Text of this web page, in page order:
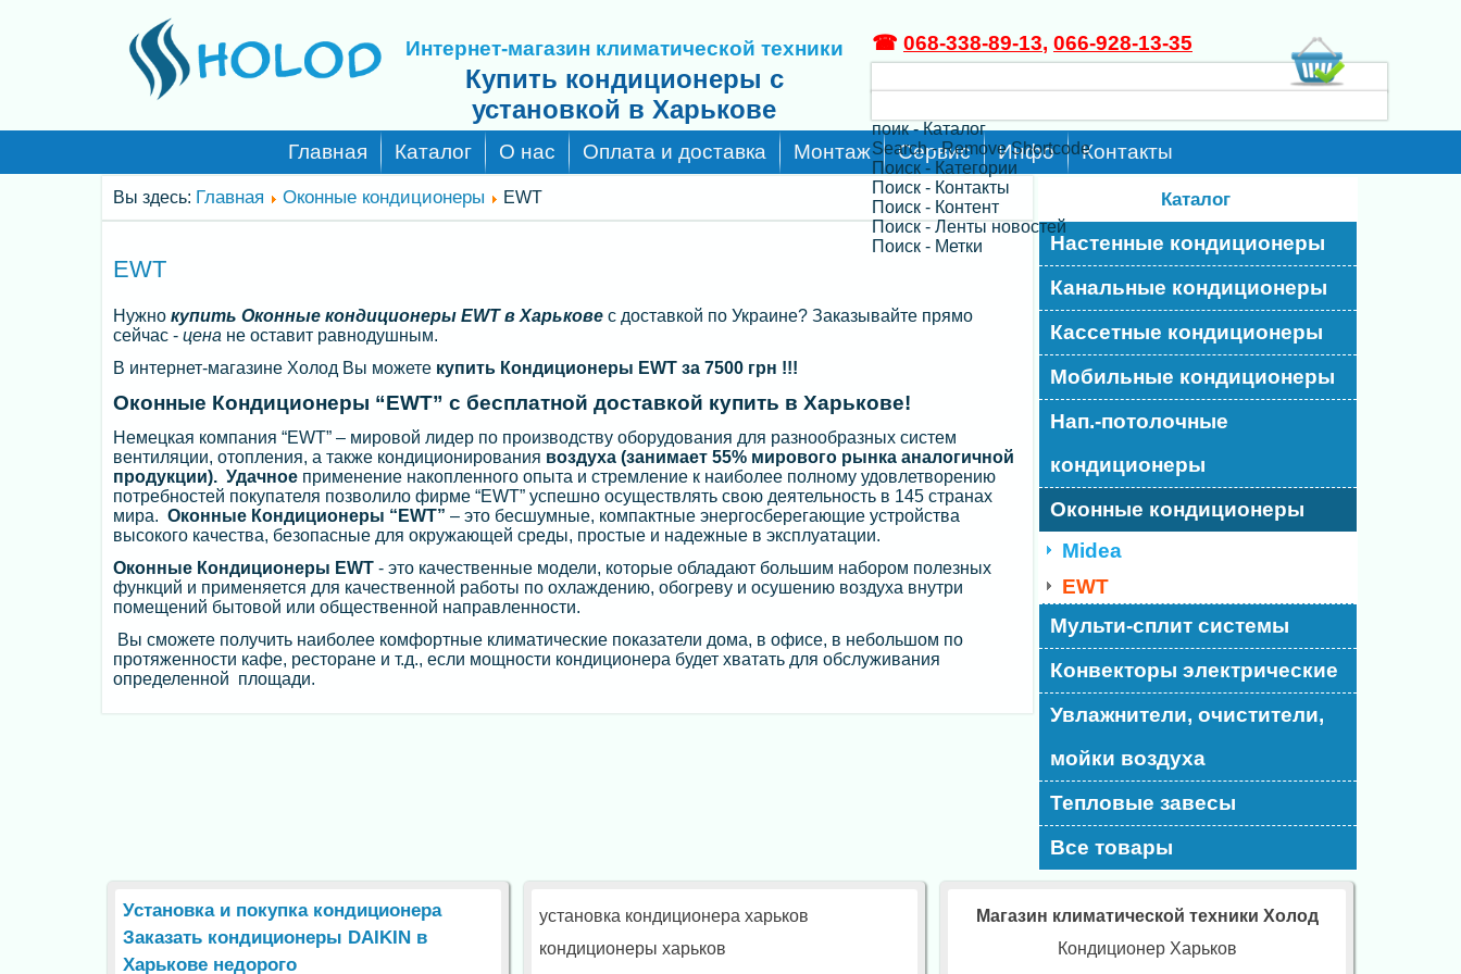
Интернет-магазин климатической техники
Купить кондиционеры с
установкой в Харькове
поик - Каталог
Search - Remove Shortcode
Поиск - Категории
Поиск - Контакты
Поиск - Контент
Поиск - Ленты новостей
Поиск - Метки
☎ 068-338-89-13, 066-928-13-35
Главная Каталог О нас Оплата и доставка Монтаж Сервис Инфо Контакты
Вы здесь: Главная Оконные кондиционеры EWT
EWT
Нужно купить Оконные кондиционеры EWT в Харькове с доставкой по Украине? Заказывайте прямо
сейчас - цена не оставит равнодушным.
В интернет-магазине Холод Вы можете купить Кондиционеры EWT за 7500 грн !!!
Оконные Кондиционеры “EWT” с бесплатной доставкой купить в Харькове!
Немецкая компания “EWT” – мировой лидер по производству оборудования для разнообразных систем
вентиляции, отопления, а также кондиционирования воздуха (занимает 55% мирового рынка аналогичной
продукции). Удачное применение накопленного опыта и стремление к наиболее полному удовлетворению
потребностей покупателя позволило фирме “EWT” успешно осуществлять свою деятельность в 145 странах
мира. Оконные Кондиционеры “EWT” – это бесшумные, компактные энергосберегающие устройства
высокого качества, безопасные для окружающей среды, простые и надежные в эксплуатации.
Оконные Кондиционеры EWT - это качественные модели, которые обладают большим набором полезных
функций и применяется для качественной работы по охлаждению, обогреву и осушению воздуха внутри
помещений бытовой или общественной направленности.
Вы сможете получить наиболее комфортные климатические показатели дома, в офисе, в небольшом по
протяженности кафе, ресторане и т.д., если мощности кондиционера будет хватать для обслуживания
определенной площади.
Каталог
Настенные кондиционеры
Канальные кондиционеры
Кассетные кондиционеры
Мобильные кондиционеры
Нап.-потолочные
кондиционеры
Оконные кондиционеры
Midea
EWT
Мульти-сплит системы
Конвекторы электрические
Увлажнители, очистители,
мойки воздуха
Тепловые завесы
Все товары
Установка и покупка кондиционера
Заказать кондиционеры DAIKIN в
Харькове недорого
установка кондиционера харьков
кондиционеры харьков
Магазин климатической техники Холод
Кондиционер Харьков